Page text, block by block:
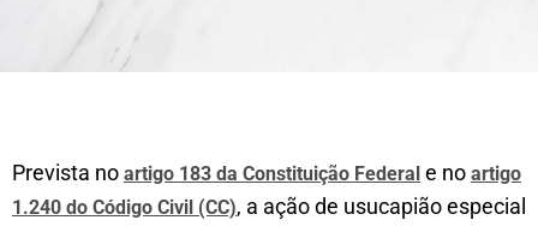
Prevista no artigo 183 da Constituição Federal e no artigo
1.240 do Código Civil (CC), a ação de usucapião especial